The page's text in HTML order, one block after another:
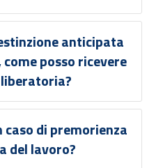
anticipata
posso ricevere
caso di premorienza
del lavoro?